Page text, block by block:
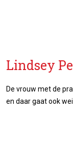
Lindsey
De vrouw met de
en daar gaat ook